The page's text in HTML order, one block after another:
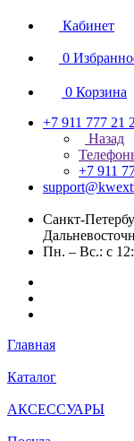
Кабинет
0
0 Корзина
+7 911 777 21
Назад
+7 911
Санкт-
Пн. – Вс.: с
Главная
Каталог
АКСЕССУАРЫ